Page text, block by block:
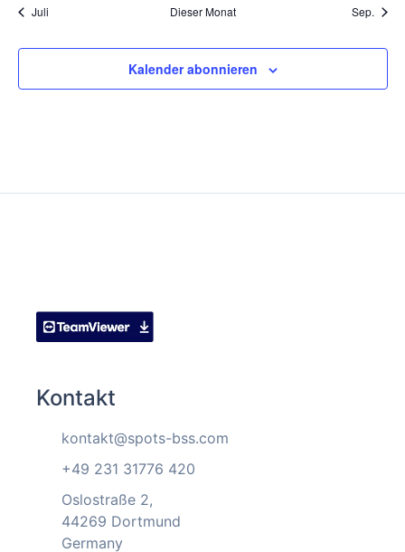
Juli Dieser Monat Sep.
Kalender abonnieren
Kontakt
kontakt@spots-bss.com
+49 231 31776 420
Oslostraße 2,
44269 Dortmund
Germany